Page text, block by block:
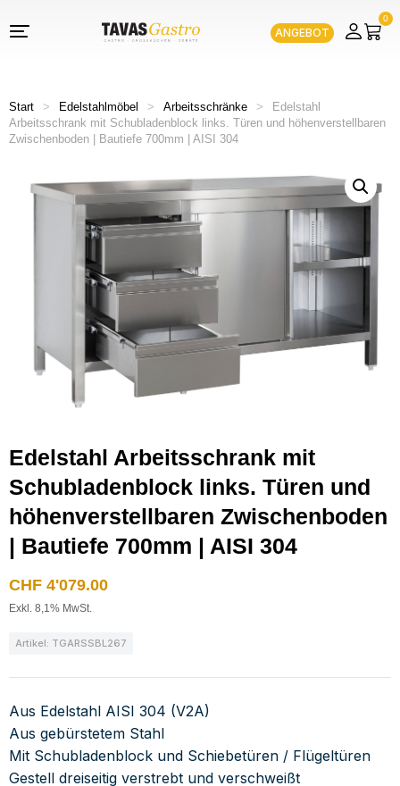
ANGEBOT
0
Start > Edelstahlmöbel > Arbeitsschränke >
Edelstahl
Arbeitsschrank mit Schubladenblock links. Türen und höhenverstellbaren
Zwischenboden | Bautiefe 700mm | AISI 304
Edelstahl Arbeitsschrank mit
Schubladenblock links. Türen und
höhenverstellbaren Zwischenboden
| Bautiefe 700mm | AISI 304
CHF 4'079.00
Exkl. 8,1% MwSt.
Artikel: TGARSSBL267
Aus Edelstahl AISI 304 (V2A)
Aus gebürstetem Stahl
Mit Schubladenblock und Schiebetüren / Flügeltüren
Gestell dreiseitig verstrebt und verschweißt